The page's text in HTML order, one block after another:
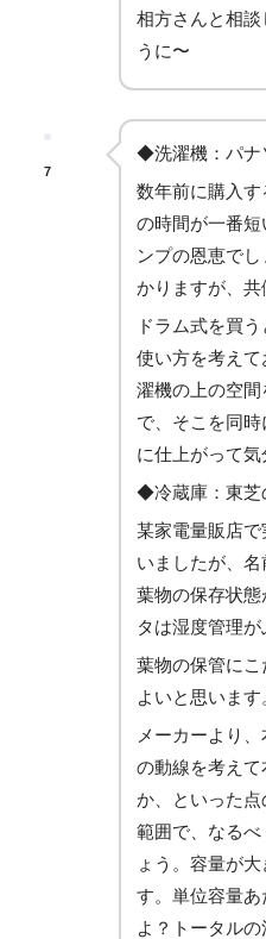
相方さんと相談
うに〜
7
◆洗濯機：パナ
数年前に購入
の時間が一番
ンプの恩恵で
かりますが、共
ドラム式を買
使い方を考え
濯機の上の空
で、そこを同
に仕上がって気
◆冷蔵庫：東芝
某家電量販店
いましたが、
葉物の保存状
タは湿度管理が
葉物の保管に
よいと思います
メーカーより
の動線を考え
か、といった
範囲で、なる
ょう。容量が
す。単位容量
よ？トータル